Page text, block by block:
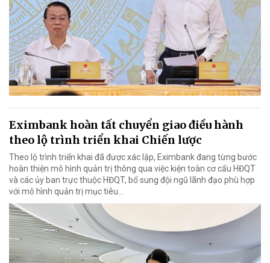
Eximbank hoàn tất chuyển giao điều hành
theo lộ trình triển khai Chiến lược
Theo lộ trình triển khai đã được xác lập, Eximbank đang từng bước
hoàn thiện mô hình quản trị thông qua việc kiện toàn cơ cấu HĐQT
và các ủy ban trực thuộc HĐQT, bổ sung đội ngũ lãnh đạo phù hợp
với mô hình quản trị mục tiêu...